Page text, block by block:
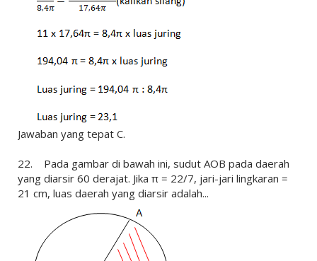
Jawaban yang tepat C.
22. Pada gambar di bawah ini, sudut AOB pada daerah
yang diarsir 60 derajat. Jika π = 22/7, jari-jari lingkaran =
21 cm, luas daerah yang diarsir adalah...